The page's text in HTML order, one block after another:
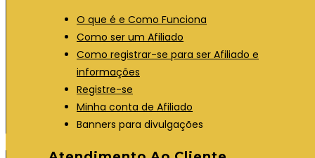
O que é e Como Funciona
Como ser um Afiliado
Como registrar-se para ser Afiliado e
informações
Registre-se
Minha conta de Afiliado
Banners para divulgações